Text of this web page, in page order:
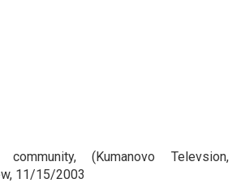
(Kumanovo Televsion,
11/15/2003